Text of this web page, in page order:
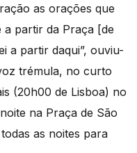
as orações que
a partir da Praça [de
a partir daqui”, ouviu-
trémula, no curto
(20h00 de Lisboa) no
na Praça de São
as noites para